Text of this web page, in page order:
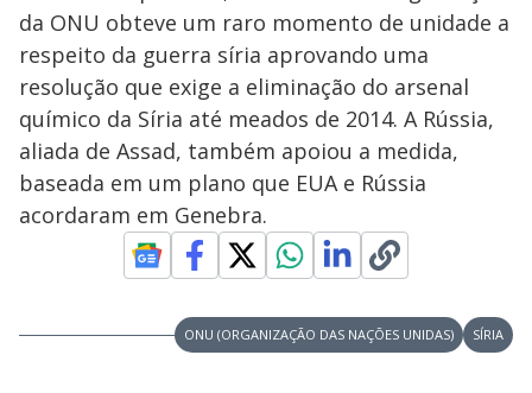
da ONU obteve um raro momento de unidade a
respeito da guerra síria aprovando uma
resolução que exige a eliminação do arsenal
químico da Síria até meados de 2014. A Rússia,
aliada de Assad, também apoiou a medida,
baseada em um plano que EUA e Rússia
acordaram em Genebra.
ONU (ORGANIZAÇÃO DAS NAÇÕES UNIDAS) SÍRIA